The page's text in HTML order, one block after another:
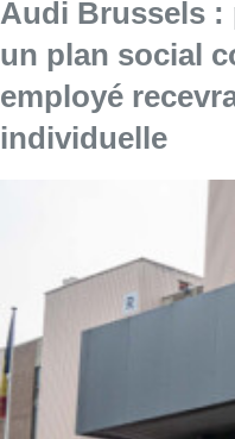
Audi Brussels :
un plan social
employé
individuelle